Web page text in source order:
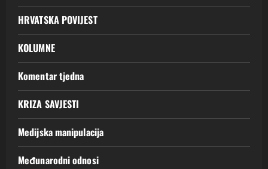
HRVATSKA POVIJEST
KOLUMNE
Komentar tjedna
KRIZA SAVJESTI
Medijska manipulacija
Međunarodni odnosi